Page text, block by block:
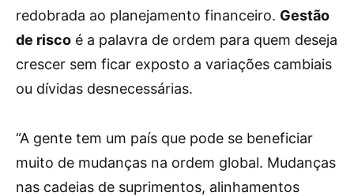
redobrada ao planejamento financeiro. Gestão
de risco é a palavra de ordem para quem deseja
crescer sem ficar exposto a variações cambiais
ou dívidas desnecessárias.
“A gente tem um país que pode se beneficiar
muito de mudanças na ordem global. Mudanças
nas cadeias de suprimentos, alinhamentos